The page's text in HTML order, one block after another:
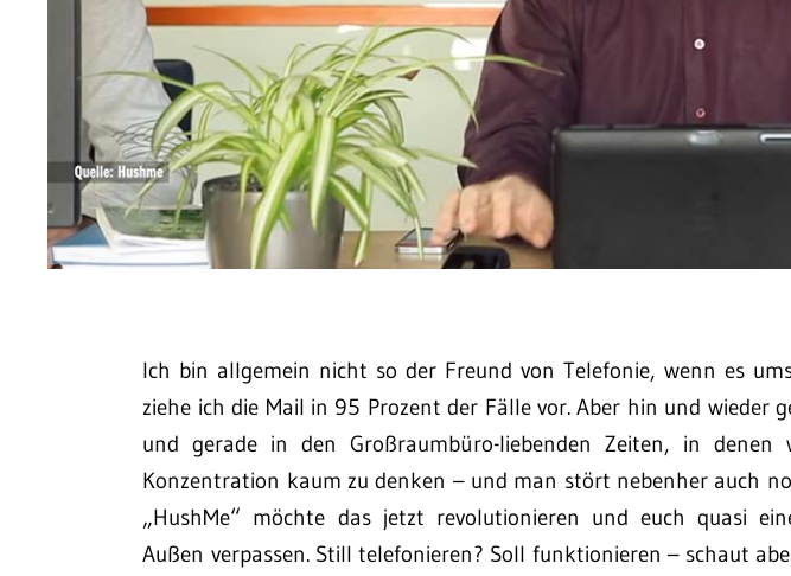
Ich bin allgemein nicht so der Freund von Telefonie, wenn es
ziehe ich die Mail in 95 Prozent der Fälle vor. Aber hin und wieder
und gerade in den Großraumbüro-liebenden Zeiten, in
Konzentration kaum zu denken – und man stört nebenher auch
„HushMe“ möchte das jetzt revolutionieren und euch quasi
Außen verpassen. Still telefonieren? Soll funktionieren – schaut